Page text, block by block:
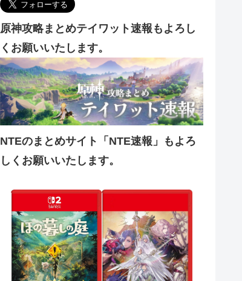
原神攻略まとめテイワット速報もよろし
くお願いいたします。
NTEのまとめサイト「NTE速報」もよろ
しくお願いいたします。